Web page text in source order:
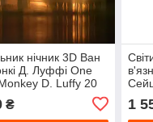
нічник 3D Ван
Д. Луффі One
D. Luffy 20
₴
BL
1